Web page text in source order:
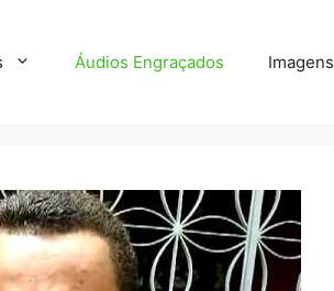
Áudios Engraçados Imagens